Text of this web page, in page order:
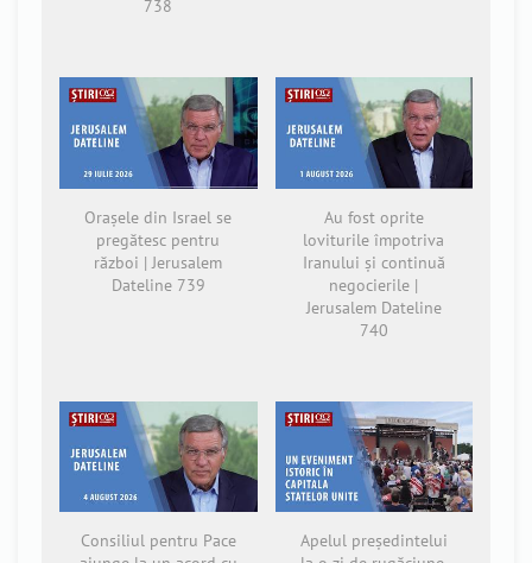
738
Orașele din Israel se
pregătesc pentru
război | Jerusalem
Dateline 739
Au fost oprite
loviturile împotriva
Iranului și continuă
negocierile |
Jerusalem Dateline
740
Consiliul pentru Pace
Apelul președintelui